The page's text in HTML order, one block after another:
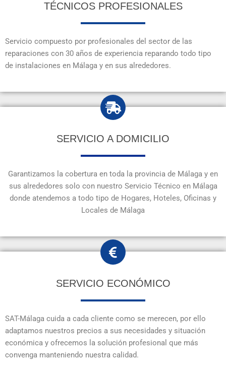
TÉCNICOS PROFESIONALES
Servicio compuesto por profesionales del sector de las
reparaciones con 30 años de experiencia reparando todo tipo
de instalaciones en Málaga y en sus alrededores.
SERVICIO A DOMICILIO
Garantizamos la cobertura en toda la provincia de Málaga y en
sus alrededores solo con nuestro Servicio Técnico en Málaga
donde atendemos a todo tipo de Hogares, Hoteles, Oficinas y
Locales de Málaga
SERVICIO ECONÓMICO
SAT-Málaga cuida a cada cliente como se merecen, por ello
adaptamos nuestros precios a sus necesidades y situación
económica y ofrecemos la solución profesional que más
convenga manteniendo nuestra calidad.